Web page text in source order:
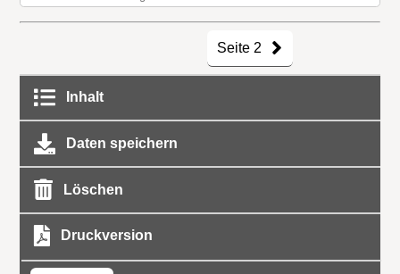
Seite 2
Inhalt
Daten speichern
Löschen
Druckversion